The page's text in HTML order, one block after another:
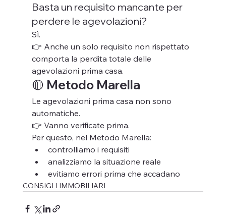
Basta un requisito mancante per
perdere le agevolazioni?
Sì.
👉 Anche un solo requisito non rispettato
comporta la perdita totale delle
agevolazioni prima casa.
🟡 Metodo Marella
Le agevolazioni prima casa non sono
automatiche.
👉 Vanno verificate prima.
Per questo, nel Metodo Marella:
controlliamo i requisiti
analizziamo la situazione reale
evitiamo errori prima che accadano
CONSIGLI IMMOBILIARI